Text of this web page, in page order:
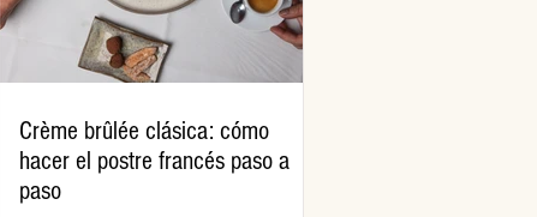
Crème brûlée clásica: cómo
hacer el postre francés paso a
paso